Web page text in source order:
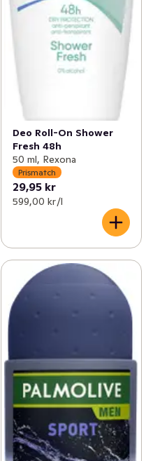
Deo Roll-On Shower
Fresh 48h
50 ml, Rexona
Prismatch
29,95 kr
599,00 kr /l